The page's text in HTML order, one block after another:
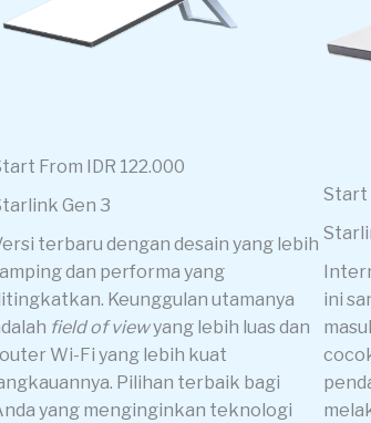
From IDR 122.000
Gen 3
terbaru dengan desain yang lebih
dan performa yang
Keunggulan utamanya
field of viewyang lebih luas dan
Wi-Fi yang lebih kuat
Pilihan terbaik bagi
yang menginginkan teknologi
Start
ini